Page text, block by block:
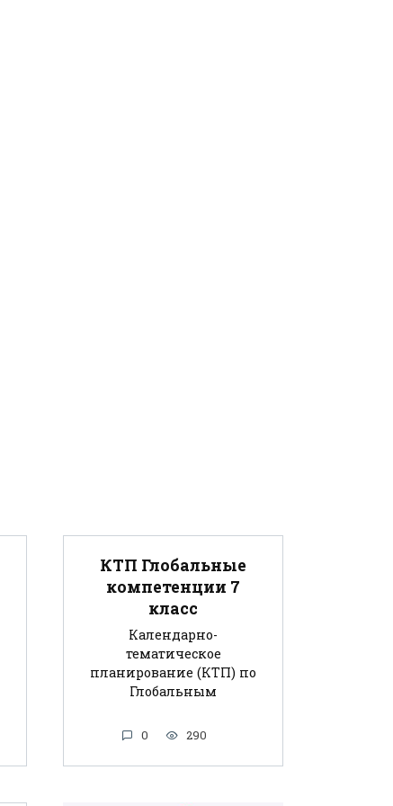
КТП Глобальные
компетенции 7
класс
Календарно-
тематическое
планирование (КТП) по
Глобальным
0 290